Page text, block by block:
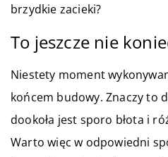
brzydkie zacieki?
To jeszcze nie
Niestety moment
końcem budowy. Znaczy to
dookoła jest sporo błota i
Warto więc w odpowiedni